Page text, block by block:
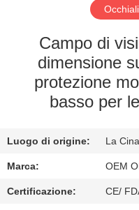
DELLA
FABBRICA
CONTATTACI
RICHIEDA
UNA
CITAZIONE
Campo di
dimensione
protezione
basso per
Luogo di origine: La Cina
Marca: OEM
Certificazione: CE/